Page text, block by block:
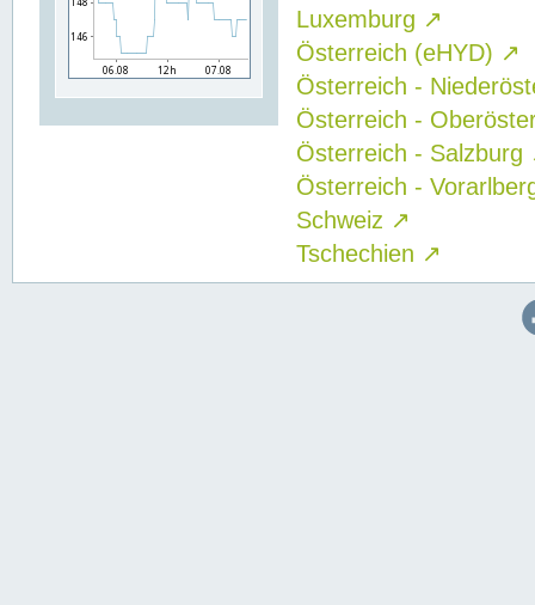
Luxemburg ↗
Österreich (eHYD) ↗
Österreich -
Österreich -
Österreich - Salzburg
Österreich -
Schweiz ↗
Tschechien ↗